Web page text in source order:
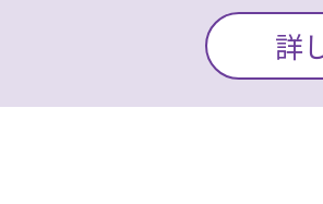
安を大きく軽減して
わず、運用で対応す
た理由から、運用上
業務負担の軽減と効詳